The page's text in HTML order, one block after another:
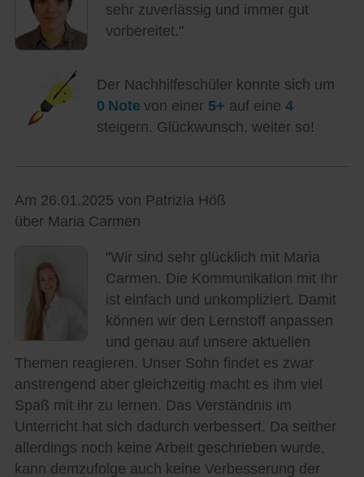
sehr zuverlässig und immer gut
vorbereitet."
Der Nachhilfeschüler konnte sich um
0 Notevon einer 5+ auf eine 4
steigern. Glückwunsch, weiter so!
Am 26.01.2025 von Patrizia Höß
über Maria Carmen
"Wir sind sehr glücklich mit Maria
Carmen. Die Kommunikation mit Ihr
ist einfach und unkompliziert. Damit
können wir den Lernstoff anpassen
und genau auf unsere aktuellen
Themen reagieren. Unser Sohn findet es zwar
anstrengend aber gleichzeitig macht es ihm viel
Spaß mit ihr zu lernen. Das Verständnis im
Unterricht hat sich dadurch verbessert. Da seither
allerdings noch keine Arbeit geschrieben wurde,
kann demzufolge auch keine Verbesserung der